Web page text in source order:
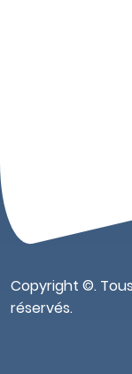
Copyright ©.
réservés.